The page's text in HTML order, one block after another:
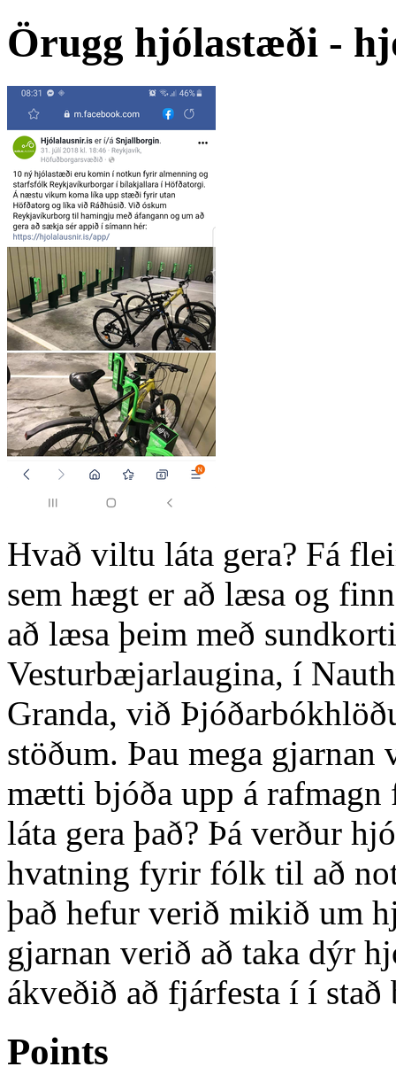
Örugg hjólastæði -
Hvað viltu láta gera? Fá
sem hægt er að læsa og
að læsa þeim með
Vesturbæjarlaugina, í
Granda, við
stöðum. Þau mega
mætti bjóða upp á
láta gera það? Þá verður
hvatning fyrir fólk til að
það hefur verið mikið um
gjarnan verið að taka dýr
ákveðið að fjárfesta í í stað
Points